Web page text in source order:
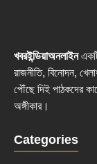
খবরইন্ডিয়াঅনলাইন
রাজনীতি, বিনোদন,
পৌঁছে দিই পাঠকদের
অঙ্গীকার।
Categories